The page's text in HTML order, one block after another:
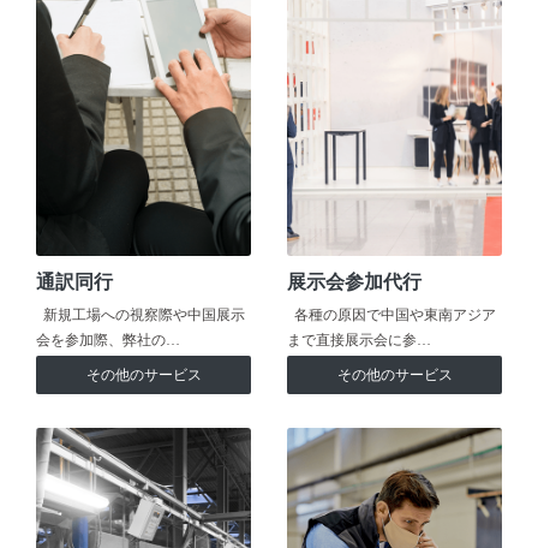
通訳同行
新規工場への視察際や中国展示
会を参加際、弊社の…
その他のサービス
展示会参加代行
各種の原因で中国や東南アジア
まで直接展示会に参…
その他のサービス